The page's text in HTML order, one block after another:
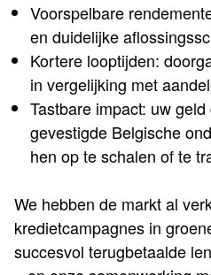
Voorspelbare
en duidelijke
Kortere looptijden:
in vergelijking met
Tastbare impact: uw
gevestigde Belgische
hen op te schalen of te
We hebben de markt al
kredietcampagnes in
succesvol terugbetaalde